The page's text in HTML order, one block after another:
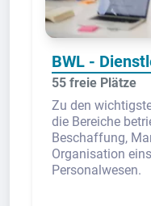
BWL -
55 freie Plätze
Zu den
die Bereiche
Beschaffung,
Organisation
Personalwesen.